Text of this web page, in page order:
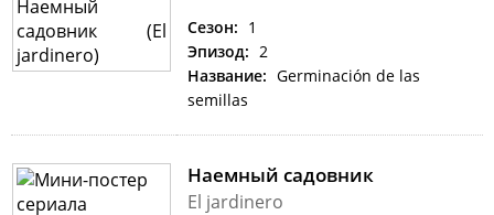
Сезон: 1
Эпизод: 2
Название: Germinación de las
semillas
Наемный садовник
El jardinero